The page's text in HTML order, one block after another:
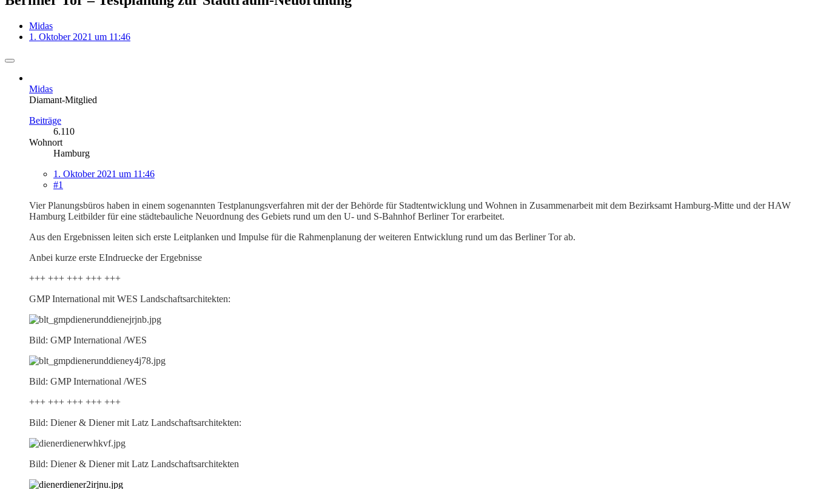
Midas
1. Oktober 2021 um 11:46
Midas
Diamant-Mitglied
Beiträge
6.110
Wohnort
Hamburg
1. Oktober 2021 um 11:46
#1
Vier Planungsbüros haben in einem sogenannten Testplanungsverfahren mit der der Behörde für Stadtentwicklung und Wohnen in Zusammenarbeit mit dem Bezirksamt Hamburg-Mitte und der HAW
Hamburg Leitbilder für eine städtebauliche Neuordnung des Gebiets rund um den U- und S-Bahnhof Berliner Tor erarbeitet.
Aus den Ergebnissen leiten sich erste Leitplanken und Impulse für die Rahmenplanung der weiteren Entwicklung rund um das Berliner Tor ab.
Anbei kurze erste EIndruecke der Ergebnisse
+++ +++ +++ +++ +++
GMP International mit WES Landschaftsarchitekten:
Bild: GMP International /WES
Bild: GMP International /WES
+++ +++ +++ +++ +++
Bild: Diener & Diener mit Latz Landschaftsarchitekten:
Bild: Diener & Diener mit Latz Landschaftsarchitekten